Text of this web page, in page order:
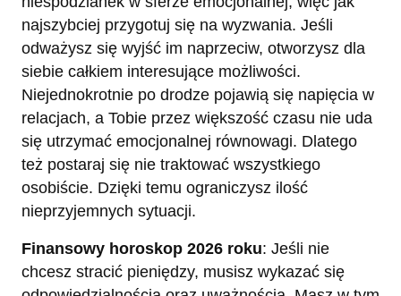
najszybciej przygotuj się na wyzwania. Jeśli
odważysz się wyjść im naprzeciw, otworzysz dla
siebie całkiem interesujące możliwości.
Niejednokrotnie po drodze pojawią się napięcia w
relacjach, a Tobie przez większość czasu nie uda
się utrzymać emocjonalnej równowagi. Dlatego
też postaraj się nie traktować wszystkiego
osobiście. Dzięki temu ograniczysz ilość
nieprzyjemnych sytuacji.
Finansowy horoskop 2026 roku: Jeśli nie
chcesz stracić pieniędzy, musisz wykazać się